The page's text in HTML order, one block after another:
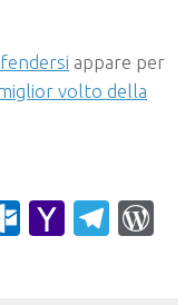
appare per
volto della
Yahoo